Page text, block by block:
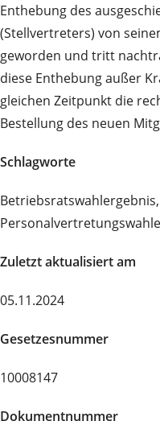
Enthebung des
(Stellvertreters) von
geworden und tritt
diese Enthebung außer
gleichen Zeitpunkt die
Bestellung des neuen
Schlagworte
Betriebsratswahlergebnis,
Zuletzt aktualisiert am
05.11.2024
Gesetzesnummer
10008147
Dokumentnummer